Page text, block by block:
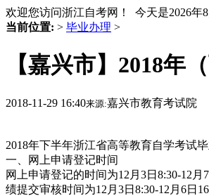
欢迎您访问浙江自考网！ 今天是2026年
当前位置: > 毕业办理 >
【嘉兴市】2018年
2018-11-29 16:40来源:嘉兴市教育考试院
2018年下半年浙江省高等教育自学考试
一 、网上申请登记时间
网上申请登记的时间为12月3日8:30-12
绩提交审核时间为12月3日8:30-12月6日